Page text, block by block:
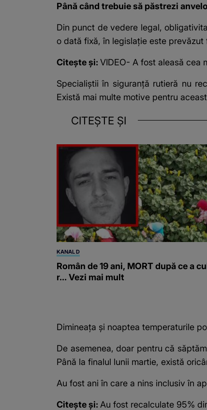
Până când trebuie să păstrezi
Din punct de vedere legal,
o dată fixă, în legislație este
Citește și: VIDEO- A fost aleasă cea
Specialiștii în siguranță rutieră nu
Există mai multe motive pentru
CITEȘTE ȘI
KANAL D
Român de 19 ani, MORT după ce a
r... Vezi mai mult
Dimineața și noaptea temperaturile
De asemenea, doar pentru că
Până la finalul lunii martie, există
Au fost ani în care a nins inclusiv în
Citește și: Au fost recalculate 95%